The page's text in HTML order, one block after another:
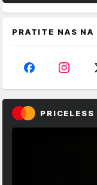
PRATITE NAS NA
PRICELESS